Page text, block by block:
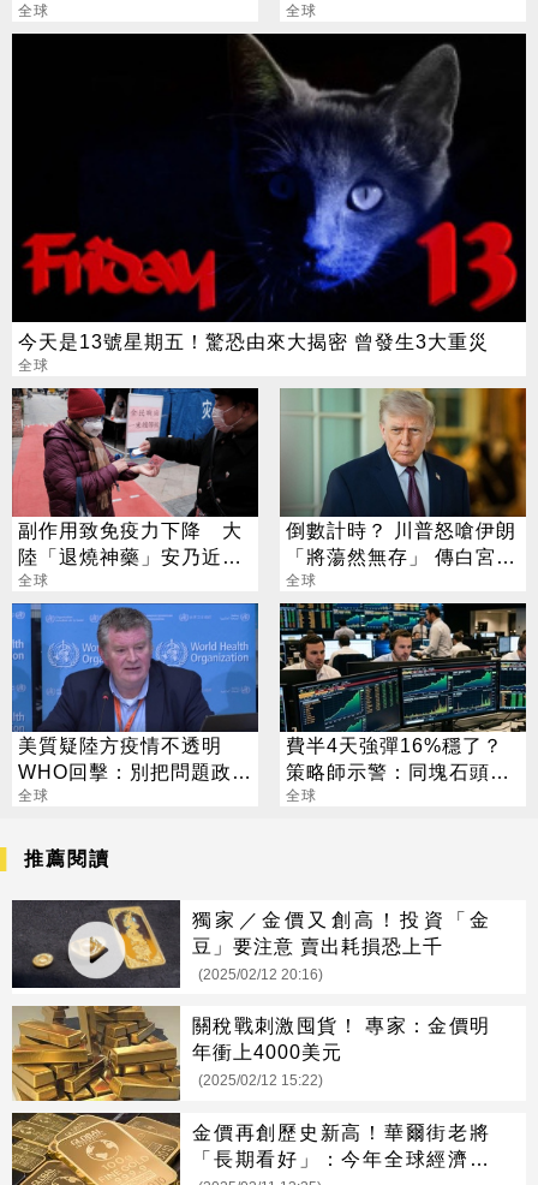
通人
全球
實身分
全球
今天是13號星期五！驚恐由來大揭密 曾發生3大重災
全球
副作用致免疫力下降 大
陸「退燒神藥」安乃近全
面停售
全球
倒數計時？ 川普怒嗆伊朗
「將蕩然無存」 傳白宮急
開戰情室會議
全球
美質疑陸方疫情不透明
WHO回擊：別把問題政治
化
全球
費半4天強彈16%穩了？
策略師示警：同塊石頭不
會絆2次
全球
推薦閱讀
獨家／金價又創高！投資「金
豆」要注意 賣出耗損恐上千
(2025/02/12 20:16)
關稅戰刺激囤貨！ 專家：金價明
年衝上4000美元
(2025/02/12 15:22)
金價再創歷史新高！華爾街老將
「長期看好」：今年全球經濟大